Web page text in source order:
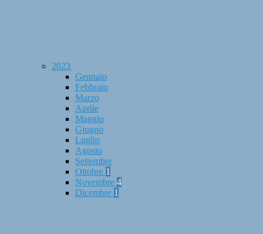
2023
Gennaio
Febbraio
Marzo
Aprile
Maggio
Giugno
Luglio
Agosto
Settembre
Ottobre 1
Novembre 4
Dicembre 1